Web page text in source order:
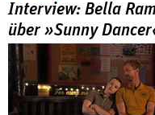
Interview: Bella
über »Sunny